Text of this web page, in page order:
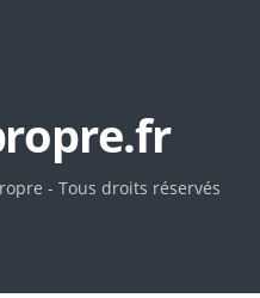
- Tous droits réservés